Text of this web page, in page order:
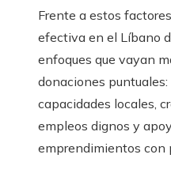
Frente a estos
efectiva en el Líbano
enfoques que vayan
donaciones
capacidades locales,
empleos dignos y
emprendimientos con